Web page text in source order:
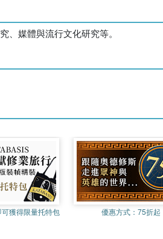
媒體與流行文化研究等。
獲得限量托特包 優惠方式： 75折起